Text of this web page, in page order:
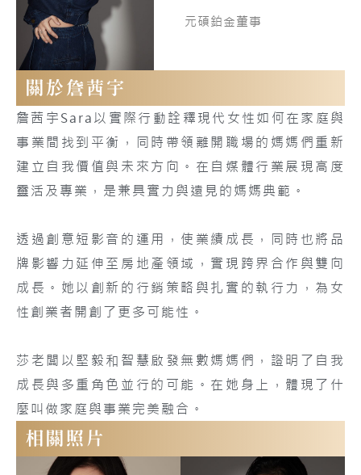
關於詹茜宇
詹茜宇Sara以實際行動詮釋現代女性如何在家庭與
事業間找到平衡，同時帶領離開職場的媽媽們重新
建立自我價值與未來方向。在自媒體行業展現高度
靈活及專業，是兼具實力與遠見的媽媽典範。
透過創意短影音的運用，使業績成長，同時也將品
牌影響力延伸至房地產領域，實現跨界合作與雙向
成長。她以創新的行銷策略與扎實的執行力，為女
性創業者開創了更多可能性。
莎老闆以堅毅和智慧啟發無數媽媽們，證明了自我
成長與多重角色並行的可能。在她身上，體現了什
麼叫做家庭與事業完美融合。
相關照片
元碩鉑金董事